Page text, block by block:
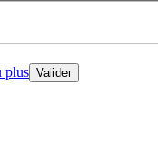
plus Valider